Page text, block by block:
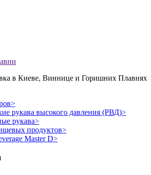
в Киеве, Виннице и Горишних Плавнях
>
рукава высокого давления (РВД)>
рукава>
продуктов>
Master D>